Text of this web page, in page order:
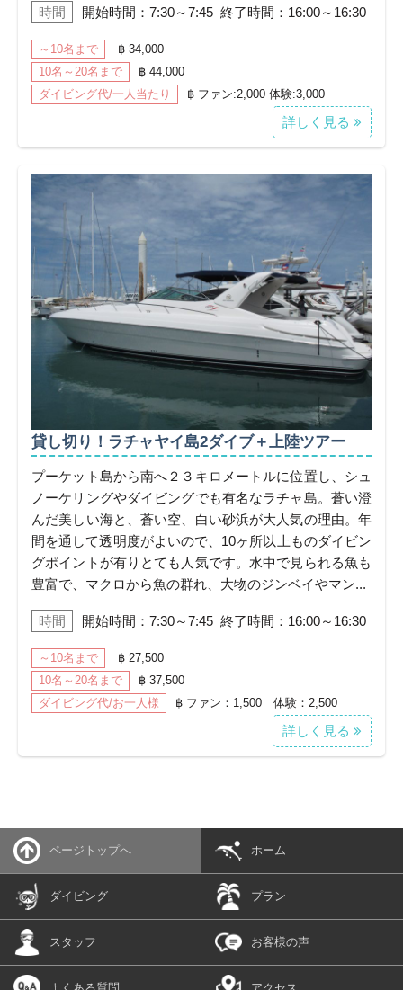
時間 開始時間：7:30～7:45 終了時間：16:00～16:30
～10名まで
฿ 34,000
10名～20名まで
฿ 44,000
ダイビング代/一人当たり
฿ ファン:2,000 体験:3,000
詳しく見る
貸し切り！ラチャヤイ島2ダイブ＋上陸ツアー
プーケット島から南へ２３キロメートルに位置し、シュ
ノーケリングやダイビングでも有名なラチャ島。蒼い澄
んだ美しい海と、蒼い空、白い砂浜が大人気の理由。年
間を通して透明度がよいので、10ヶ所以上ものダイビン
グポイントが有りとても人気です。水中で見られる魚も
豊富で、マクロから魚の群れ、大物のジンベイやマン...
時間 開始時間：7:30～7:45 終了時間：16:00～16:30
～10名まで
฿ 27,500
10名～20名まで
฿ 37,500
ダイビング代/お一人様
฿ ファン：1,500 体験：2,500
詳しく見る
ページトップへ ホーム
ダイビング プラン
スタッフ お客様の声